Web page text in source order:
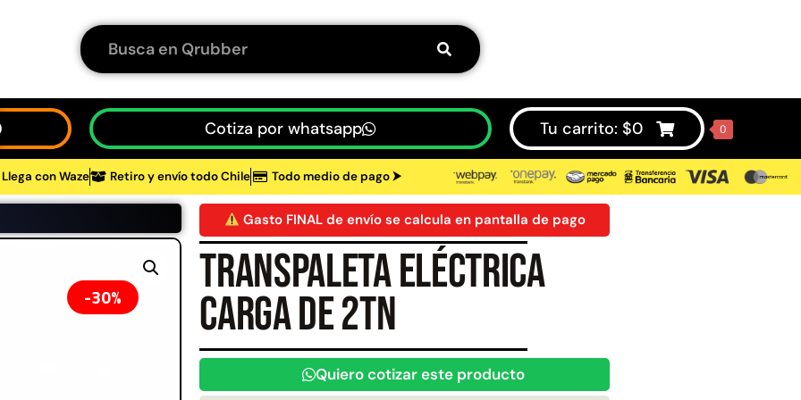
Cotiza por whatsapp Tu carrito: $0 0
Llega con Waze Retiro y envío todo Chile Todo medio de pago ⮞
30%
Gasto FINAL de envío se calcula en pantalla de pago
Transpaleta eléctrica
carga de 2tn
Quiero cotizar este producto
50%